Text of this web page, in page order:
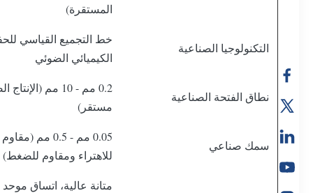
المستقرة)
التكنولوجيا الصناعية
خط التجميع القياسي
الكيميائي الضوئي
نطاق الفتحة الصناعية
0.2 مم - 10 مم
مستقر)
سمك صناعي
0.05 مم - 0.5 مم (مقاوم
للاهتراء ومقاوم للضغط)
متانة عالية، اتساق موحد